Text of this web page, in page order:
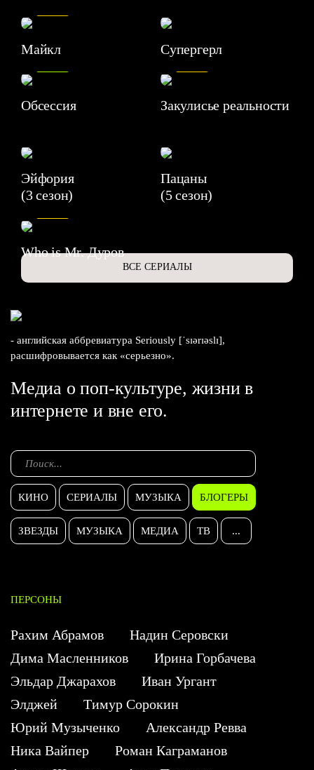
Майкл Супергерл
8.2
Обсессия
7.1
Закулисье реальности
Эйфория
(3 сезон)
Пацаны
(5 сезон)
Who is Mr. Дуров
ВСЕ СЕРИАЛЫ
- английская аббревиатура Seriously [ˈsɪərɪəslɪ],
расшифровывается как «серьезно».
Медиа о поп-культуре, жизни в
интернете и вне его.
КИНО СЕРИАЛЫ МУЗЫКА БЛОГЕРЫ
ЗВЕЗДЫ МУЗЫКА МЕДИА ТВ ...
ПЕРСОНЫ
Рахим Абрамов
Надин Серовски
Дима Масленников
Ирина Горбачева
Эльдар Джарахов
Иван Ургант
Элджей
Тимур Сорокин
Юрий Музыченко
Александр Ревва
Ника Вайпер
Роман Каграманов